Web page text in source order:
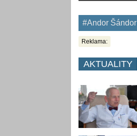
#Andor Šándor
Reklama:
AKTUALITY